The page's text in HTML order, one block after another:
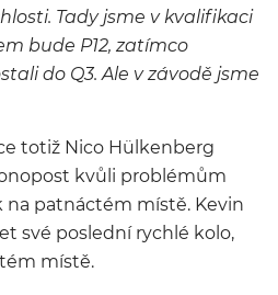
Tady jsme v kvalifikaci
bude P12, zatímco
do Q3. Ale v závodě jsme
totiž Nico Hülkenberg
kvůli problémům
na patnáctém místě. Kevin
své poslední rychlé kolo,
místě.